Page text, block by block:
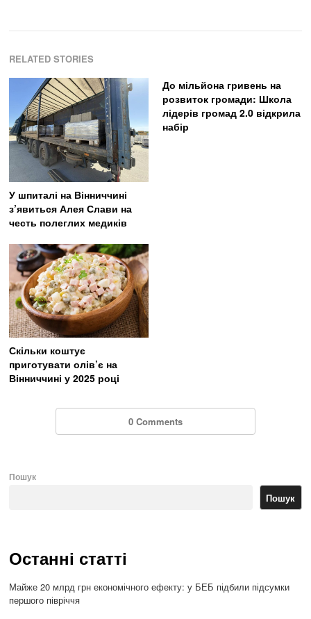
RELATED STORIES
У шпиталі на Вінниччині
з’явиться Алея Слави на
честь полеглих медиків
До мільйона гривень на
розвиток громади: Школа
лідерів громад 2.0 відкрила
набір
Скільки коштує
приготувати олів’є на
Вінниччині у 2025 році
0 Comments
Пошук
Пошук
Останні статті
Майже 20 млрд грн економічного ефекту: у БЕБ підбили підсумки
першого півріччя